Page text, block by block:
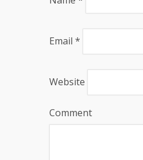
Email *
Website
Comment